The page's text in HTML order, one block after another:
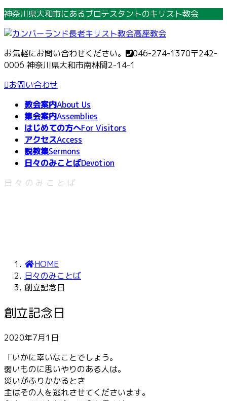
コ
テ
ン
ツ
へ
ス
ナ
ゲ
ー
シ
ョ
ン
神奈川県大和市にあるプロテスタントのキリスト教会
お気軽にお問い合わせください。 046-274-1370〒242-
0006 神奈川県大和市南林間2-14-1
お問い合わせ
教会案内About Us
集会案内Assemblies
はじめての方へFor Visitors
アクセスAccess
説教集Sermons
日々のみことばDevotion
日々のみことば
HOME
日々のみことば
創立記念日
創立記念日
2020年7月1日
「いかに幸いなことでしょう。
弱いものに思いやりのある人は。
災いがふりかかるとき
主はその人を逃れさせてくださいます。